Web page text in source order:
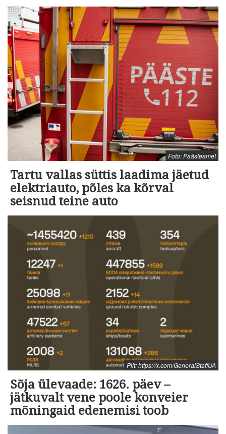
Foto: Päästeamet
Tartu vallas süttis laadima jäetud
elektriauto, põles ka kõrval
seisnud teine auto
Pilt: https://x.com/GeneralStaffUA
Sõja ülevaade: 1626. päev –
jätkuvalt vene poole konveier
mõningaid edenemisi toob